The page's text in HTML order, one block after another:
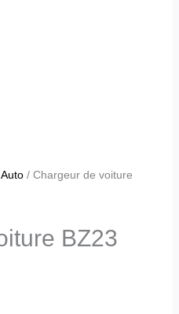
/ Chargeur de voiture
BZ23